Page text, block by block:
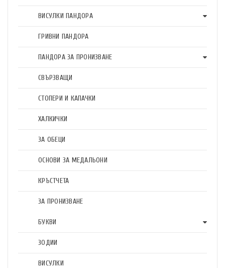
ВИСУЛКИ ПАНДОРА
ГРИВНИ ПАНДОРА
ПАНДОРА ЗА ПРОНИЗВАНЕ
СВЪРЗВАЩИ
СТОПЕРИ И КАПАЧКИ
ХАЛКИЧКИ
ЗА ОБЕЦИ
ОСНОВИ ЗА МЕДАЛЬОНИ
КРЪСТЧЕТА
ЗА ПРОНИЗВАНЕ
БУКВИ
ЗОДИИ
ВИСУЛКИ